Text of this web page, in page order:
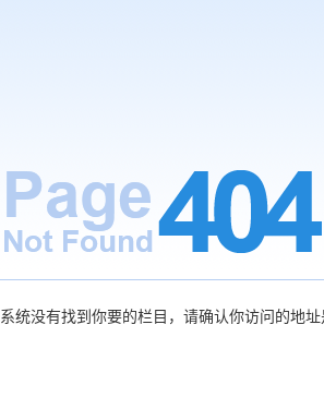
系统没有找到你要的栏目，请确认你访问的地